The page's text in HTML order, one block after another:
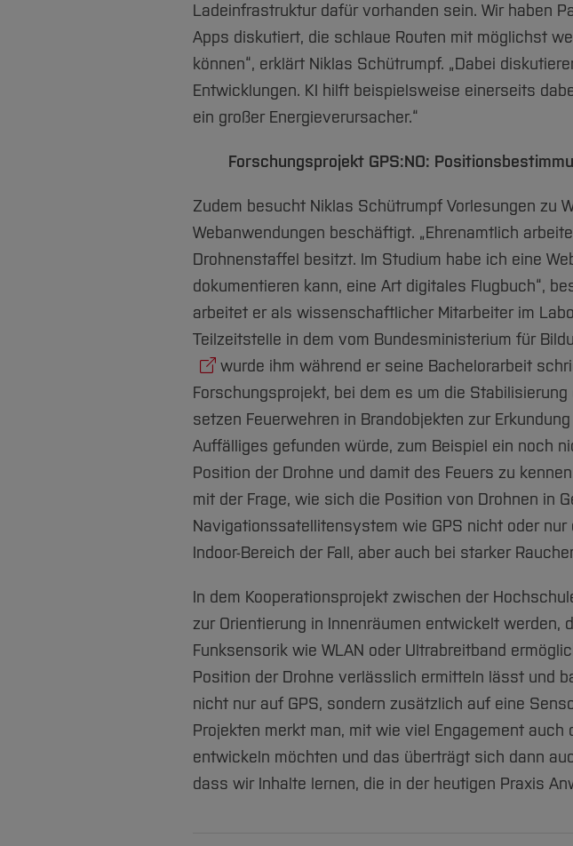
Ladeinfrastruktur dafür vorhanden sein. Wir haben
Apps diskutiert, die schlaue Routen mit möglichst
können“, erklärt Niklas Schütrumpf. „Dabei
Entwicklungen. KI hilft beispielsweise einerseits
ein großer Energieverursacher.“
Forschungsprojekt GPS:NO:
Zudem besucht Niklas Schütrumpf Vorlesungen zu
Webanwendungen beschäftigt. „Ehrenamtlich
Drohnenstaffel besitzt. Im Studium habe ich eine
dokumentieren kann, eine Art digitales Flugbuch“,
arbeitet er als wissenschaftlicher Mitarbeiter im
Teilzeitstelle in dem vom Bundesministerium für
wurde ihm während er seine Bachelorarbeit
Forschungsprojekt, bei dem es um die
setzen Feuerwehren in Brandobjekten zur
Auffälliges gefunden würde, zum Beispiel ein noch
Position der Drohne und damit des Feuers zu
mit der Frage, wie sich die Position von Drohnen in
Navigationssatellitensystem wie GPS nicht oder
Indoor-Bereich der Fall, aber auch bei starker
In dem Kooperationsprojekt zwischen der
zur Orientierung in Innenräumen entwickelt
Funksensorik wie WLAN oder Ultrabreitband
Position der Drohne verlässlich ermitteln lässt und
nicht nur auf GPS, sondern zusätzlich auf eine
Projekten merkt man, mit wie viel Engagement
entwickeln möchten und das überträgt sich dann
dass wir Inhalte lernen, die in der heutigen Praxis